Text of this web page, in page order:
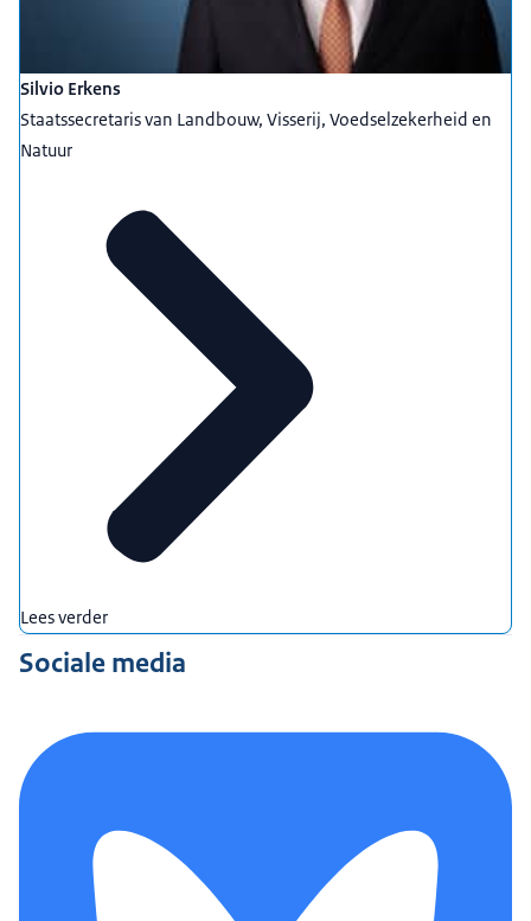
Silvio Erkens
Staatssecretaris van Landbouw, Visserij, Voedselzekerheid en
Natuur
Lees verder
Sociale media